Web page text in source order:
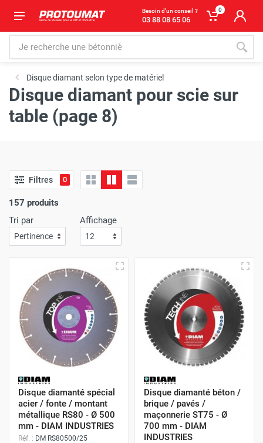
Besoin d'un conseil ?
03 88 08 65 06
0
Disque diamant selon type de matériel
Disque diamant pour scie sur
table (page 8)
Filtres 0
157 produits
Tri par
Affichage
Disque diamanté spécial
acier / fonte / montant
métallique RS80 - Ø 500
mm - DIAM INDUSTRIES
Réf. : DM RS80500/25
Disque diamanté béton /
brique / pavés /
maçonnerie ST75 - Ø
700 mm - DIAM
INDUSTRIES